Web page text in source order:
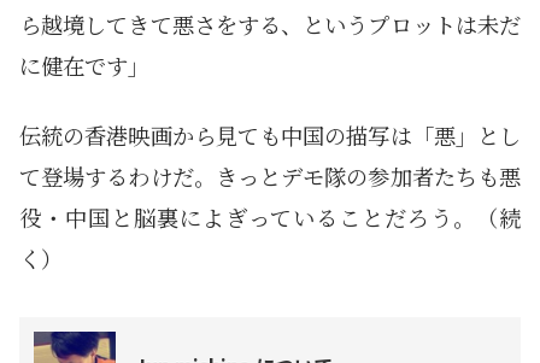
ら越境してきて悪さをする、というプロットは未だ
に健在です」
伝統の香港映画から見ても中国の描写は「悪」とし
て登場するわけだ。きっとデモ隊の参加者たちも悪
役・中国と脳裏によぎっていることだろう。（続
く）